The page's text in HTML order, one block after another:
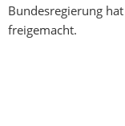
Bundesregierung
freigemacht.